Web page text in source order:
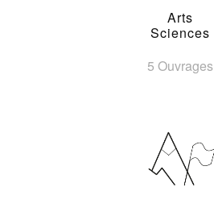
Arts
Sciences
5 Ouvrages